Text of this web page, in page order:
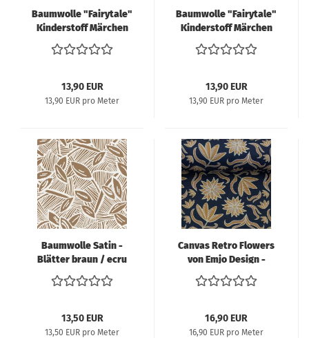
Baumwolle "Fairytale"
Kinderstoff Märchen
Rotkäppchen
13,90 EUR
13,90 EUR pro Meter
Baumwolle "Fairytale"
Kinderstoff Märchen
13,90 EUR
13,90 EUR pro Meter
Baumwolle Satin -
Blätter braun / ecru
13,50 EUR
13,50 EUR pro Meter
Canvas Retro Flowers
von Emjo Design -
dunkelblau
16,90 EUR
16,90 EUR pro Meter